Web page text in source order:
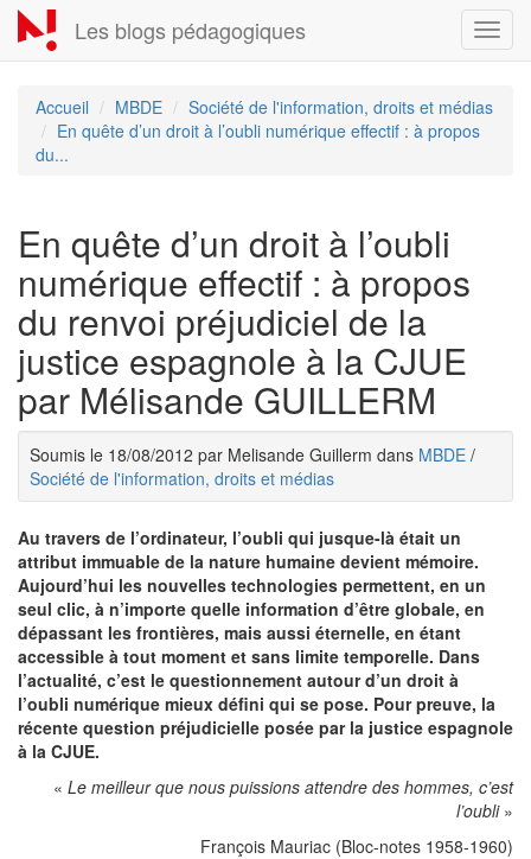
Aller
au
contenu
Les blogs pédagogiques
Accueil MBDE
Société de l'information, droits et médias
En quête d’un droit à l’oubli numérique effectif : à propos
du...
En quête d’un droit à l’oubli
numérique effectif : à propos
du renvoi préjudiciel de la
justice espagnole à la CJUE
par Mélisande GUILLERM
Soumis le 18/08/2012 par Melisande Guillerm dans MBDE /
Société de l'information, droits et médias
Au travers de l’ordinateur, l’oubli qui jusque-là était un
attribut immuable de la nature humaine devient mémoire.
Aujourd’hui les nouvelles technologies permettent, en un
seul clic, à n’importe quelle information d’être globale, en
dépassant les frontières, mais aussi éternelle, en étant
accessible à tout moment et sans limite temporelle. Dans
l’actualité, c’est le questionnement autour d’un droit à
l’oubli numérique mieux défini qui se pose. Pour preuve, la
récente question préjudicielle posée par la justice espagnole
à la CJUE.
« Le meilleur que nous puissions attendre des hommes, c’est
l’oubli»
François Mauriac (Bloc-notes 1958-1960)